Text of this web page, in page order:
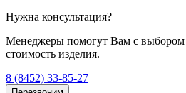
Нужна консультация?
Менеджеры помогут Вам с выбором
стоимость изделия.
8 (8452) 33-85-27